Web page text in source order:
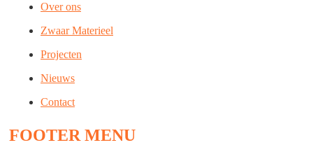
Over ons
Zwaar Materieel
Projecten
Nieuws
Contact
FOOTER MENU